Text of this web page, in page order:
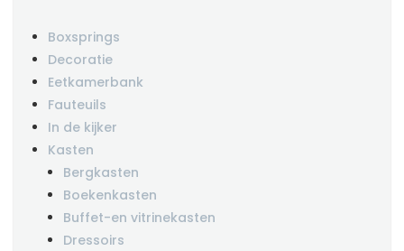
Boxsprings
Decoratie
Eetkamerbank
Fauteuils
In de kijker
Kasten
Bergkasten
Boekenkasten
Buffet-en vitrinekasten
Dressoirs